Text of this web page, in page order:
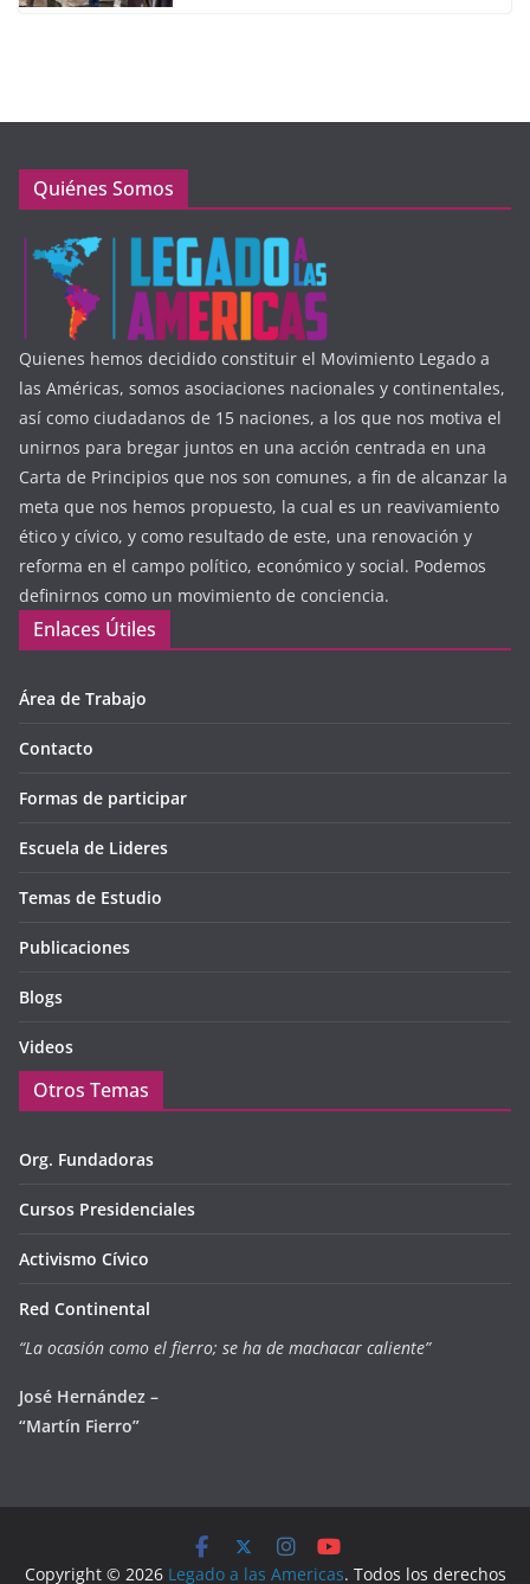
Quiénes Somos
Quienes hemos decidido constituir el Movimiento Legado a
las Américas, somos asociaciones nacionales y continentales,
así como ciudadanos de 15 naciones, a los que nos motiva el
unirnos para bregar juntos en una acción centrada en una
Carta de Principios que nos son comunes, a fin de alcanzar la
meta que nos hemos propuesto, la cual es un reavivamiento
ético y cívico, y como resultado de este, una renovación y
reforma en el campo político, económico y social. Podemos
definirnos como un movimiento de conciencia.
Enlaces Útiles
Área de Trabajo
Contacto
Formas de participar
Escuela de Lideres
Temas de Estudio
Publicaciones
Blogs
Videos
Otros Temas
Org. Fundadoras
Cursos Presidenciales
Activismo Cívico
Red Continental
“La ocasión como el fierro; se ha de machacar caliente”
José Hernández –
“Martín Fierro”
Copyright © 2026 Legado a las Americas. Todos los derechos